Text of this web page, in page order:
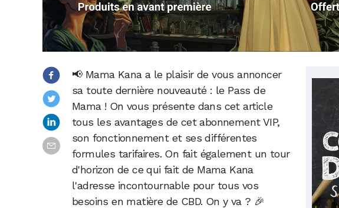
📢 Mama Kana a le plaisir de vous annoncer
sa toute dernière nouveauté : le Pass de
Mama ! On vous présente dans cet article
tous les avantages de cet abonnement VIP,
son fonctionnement et ses différentes
formules tarifaires. On fait également un tour
d'horizon de ce qui fait de Mama Kana
l'adresse incontournable pour tous vos
besoins en matière de CBD. On y va ? 🎉